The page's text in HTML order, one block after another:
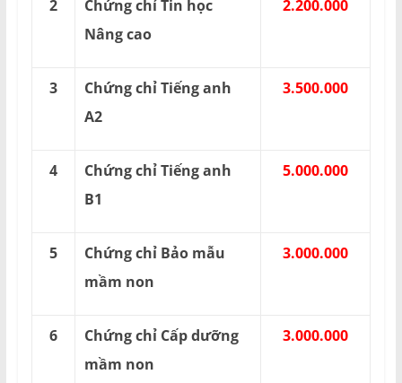
2
Chứng chỉ Tin học
Nâng cao
2.200.000
3
Chứng chỉ Tiếng anh
A2
3.500.000
4
Chứng chỉ Tiếng anh
B1
5.000.000
5
Chứng chỉ Bảo mẫu
mầm non
3.000.000
6
Chứng chỉ Cấp dưỡng
mầm non
3.000.000